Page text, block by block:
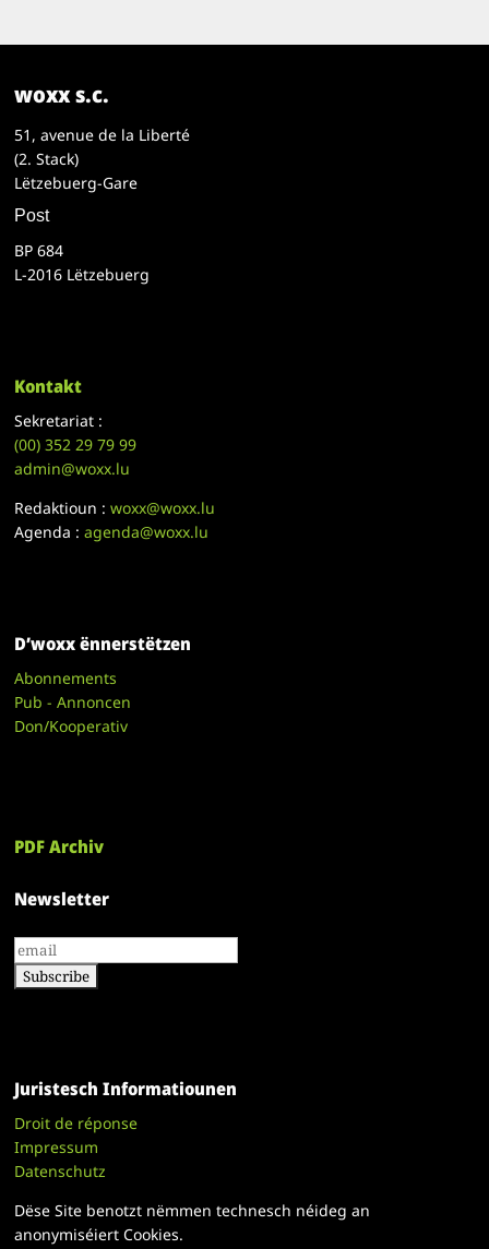
woxx s.c.
51, avenue de la Liberté
(2. Stack)
Lëtzebuerg-Gare
Post
BP 684
L-2016 Lëtzebuerg
Kontakt
Sekretariat :
(00)352 29 79 99
admin@woxx.lu
Redaktioun :woxx@woxx.lu
Agenda :agenda@woxx.lu
D’woxx ënnerstëtzen
Abonnements
Pub - Annoncen
Don/Kooperativ
PDF Archiv
Newsletter
Juristesch Informatiounen
Droit de réponse
Impressum
Datenschutz
Dëse Site benotzt nëmmen technesch néideg an
anonymiséiert Cookies.